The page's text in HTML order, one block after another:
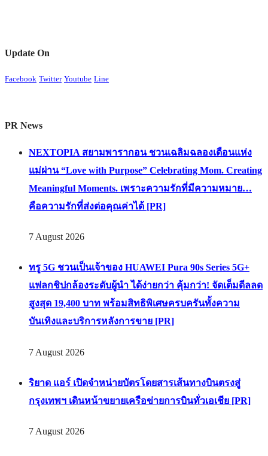
Update On
Facebook Twitter Youtube Line
PR News
NEXTOPIA สยามพารากอน ชวนเฉลิมฉลองเดือนแห่ง
แม่ผ่าน “Love with Purpose” Celebrating Mom. Creating
Meaningful Moments. เพราะความรักที่มีความหมาย…
คือความรักที่ส่งต่อคุณค่าได้ [PR]
7 August 2026
ทรู 5G ชวนเป็นเจ้าของ HUAWEI Pura 90s Series 5G+
แฟลกชิปกล้องระดับผู้นำ ได้ง่ายกว่า คุ้มกว่า! จัดเต็มดีลลด
สูงสุด 19,400 บาท พร้อมสิทธิพิเศษครบครันทั้งความ
บันเทิงและบริการหลังการขาย [PR]
7 August 2026
ริยาด แอร์ เปิดจำหน่ายบัตรโดยสารเส้นทางบินตรงสู่
กรุงเทพฯ เดินหน้าขยายเครือข่ายการบินทั่วเอเชีย [PR]
7 August 2026